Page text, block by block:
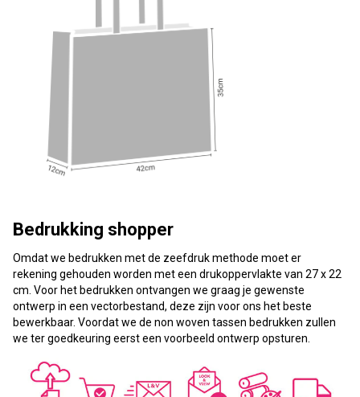
Bedrukking shopper
Omdat we bedrukken met de zeefdruk methode moet er
rekening gehouden worden met een drukoppervlakte van 27 x 22
cm. Voor het bedrukken ontvangen we graag je gewenste
ontwerp in een vectorbestand, deze zijn voor ons het beste
bewerkbaar. Voordat we de non woven tassen bedrukken zullen
we ter goedkeuring eerst een voorbeeld ontwerp opsturen.